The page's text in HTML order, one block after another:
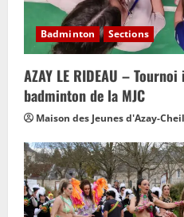
Badminton Sections
AZAY LE RIDEAU –
badminton de la MJC
Maison des Jeunes d'Azay-